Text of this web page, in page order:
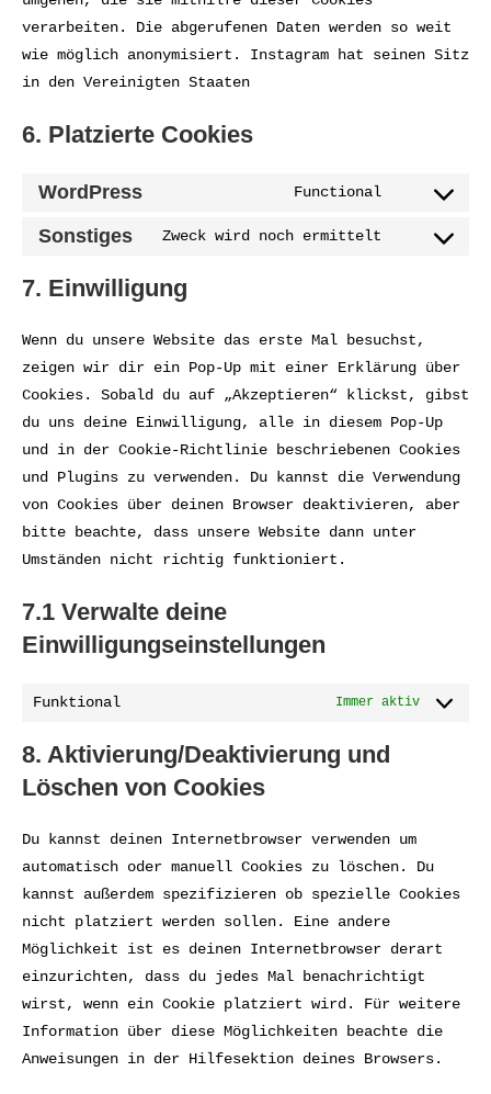
verarbeiten. Die abgerufenen Daten werden so weit
wie möglich anonymisiert. Instagram hat seinen Sitz
in den Vereinigten Staaten
6. Platzierte Cookies
WordPress Functional
Consent
Sonstiges Zweck wird noch ermittelt
Consent
sonstiges
7. Einwilligung
Wenn du unsere Website das erste Mal besuchst,
zeigen wir dir ein Pop-Up mit einer Erklärung über
Cookies. Sobald du auf „Akzeptieren“ klickst, gibst
du uns deine Einwilligung, alle in diesem Pop-Up
und in der Cookie-Richtlinie beschriebenen Cookies
und Plugins zu verwenden. Du kannst die Verwendung
von Cookies über deinen Browser deaktivieren, aber
bitte beachte, dass unsere Website dann unter
Umständen nicht richtig funktioniert.
7.1 Verwalte deine
Einwilligungseinstellungen
Funktional Immer aktiv
8. Aktivierung/Deaktivierung und
Löschen von Cookies
Du kannst deinen Internetbrowser verwenden um
automatisch oder manuell Cookies zu löschen. Du
kannst außerdem spezifizieren ob spezielle Cookies
nicht platziert werden sollen. Eine andere
Möglichkeit ist es deinen Internetbrowser derart
einzurichten, dass du jedes Mal benachrichtigt
wirst, wenn ein Cookie platziert wird. Für weitere
Information über diese Möglichkeiten beachte die
Anweisungen in der Hilfesektion deines Browsers.